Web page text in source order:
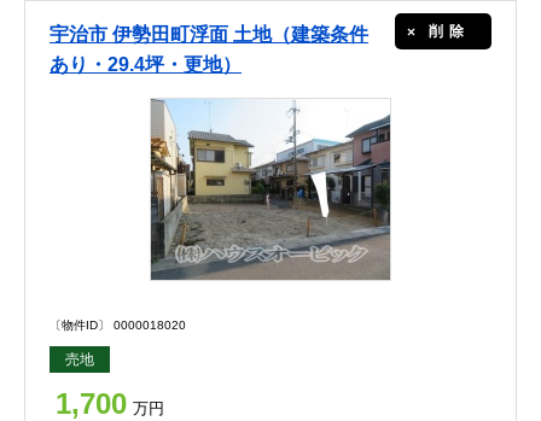
宇治市 伊勢田町浮面 土地（建築条件
あり・29.4坪・更地）
削除
〔物件ID〕 0000018020
売地
1,700 万円